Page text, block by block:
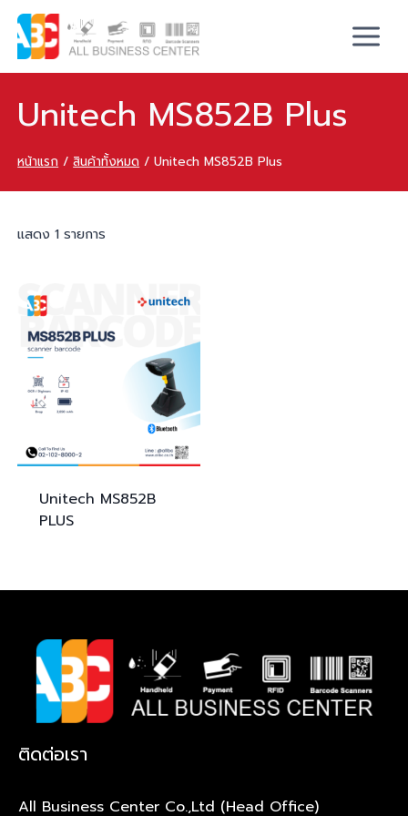
Unitech MS852B Plus
หน้าแรก / สินค้าทั้งหมด / Unitech MS852B Plus
แสดง 1 รายการ
Unitech MS852B
PLUS
ติดต่อเรา
All Business Center Co.,Ltd (Head Office)